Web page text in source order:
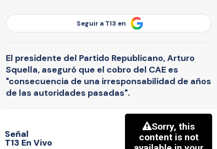
Seguir a T13 en
El presidente del Partido Republicano, Arturo
Squella, aseguró que el cobro del CAE es
"consecuencia de una irresponsabilidad de años
de las autoridades pasadas".
Señal
T13 En Vivo